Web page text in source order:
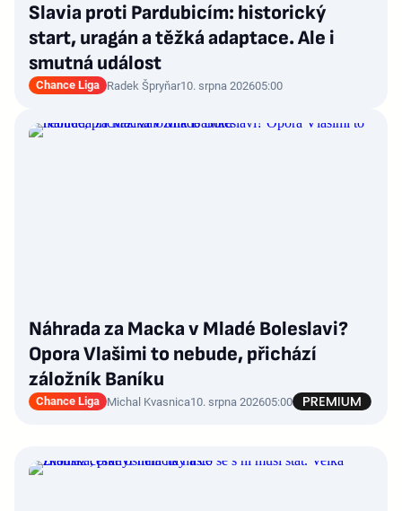
Slavia proti Pardubicím: historický
start, uragán a těžká adaptace. Ale i
smutná událost
Chance Liga Radek Špryňar10. srpna 202605:00
Náhrada za Macka v Mladé Boleslavi?
Opora Vlašimi to nebude, přichází
záložník Baníku
Chance Liga Michal Kvasnica10. srpna 202605:00